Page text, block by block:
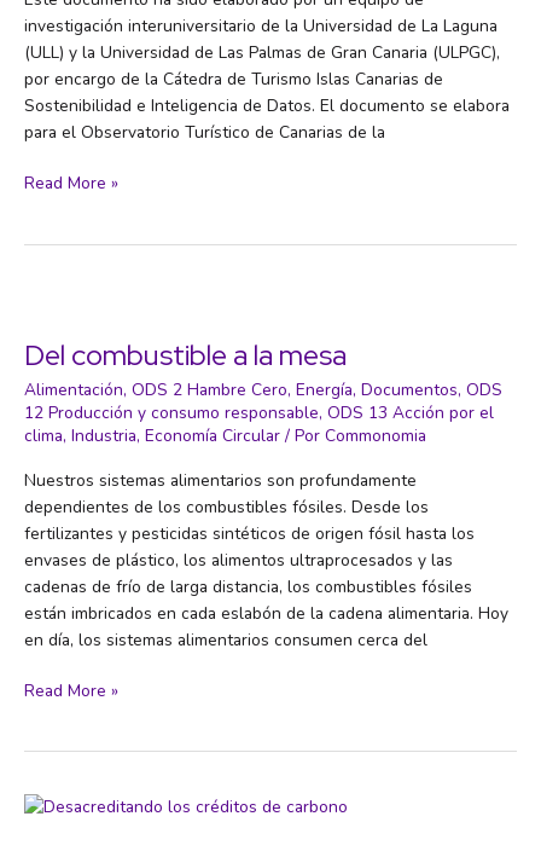
investigación interuniversitario de la Universidad de La Laguna
(ULL) y la Universidad de Las Palmas de Gran Canaria (ULPGC),
por encargo de la Cátedra de Turismo Islas Canarias de
Sostenibilidad e Inteligencia de Datos. El documento se elabora
para el Observatorio Turístico de Canarias de la
Sostenibilidad
2024
Read More »
Del combustible a la mesa
Alimentación, ODS 2 Hambre Cero, Energía, Documentos, ODS
12 Producción y consumo responsable, ODS 13 Acción por el
clima, Industria, Economía Circular / Por Commonomia
Nuestros sistemas alimentarios son profundamente
dependientes de los combustibles fósiles. Desde los
fertilizantes y pesticidas sintéticos de origen fósil hasta los
envases de plástico, los alimentos ultraprocesados y las
cadenas de frío de larga distancia, los combustibles fósiles
están imbricados en cada eslabón de la cadena alimentaria. Hoy
en día, los sistemas alimentarios consumen cerca del
Del
mesa
Read More »